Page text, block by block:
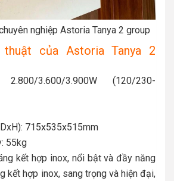
nghiệp Astoria Tanya 2 group
của Astoria Tanya 2
3.600/3.900W (120/230-
715x535x515mm
55kg
kết hợp inox, nổi bật và đầy năng
kết hợp inox, sang trọng và hiện đại,